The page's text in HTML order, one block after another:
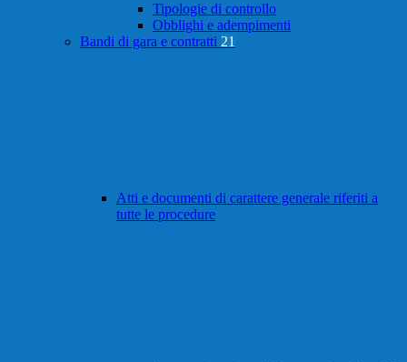
Tipologie di controllo
Obblighi e adempimenti
Bandi di gara e contratti 21
Atti e documenti di carattere generale riferiti a
tutte le procedure